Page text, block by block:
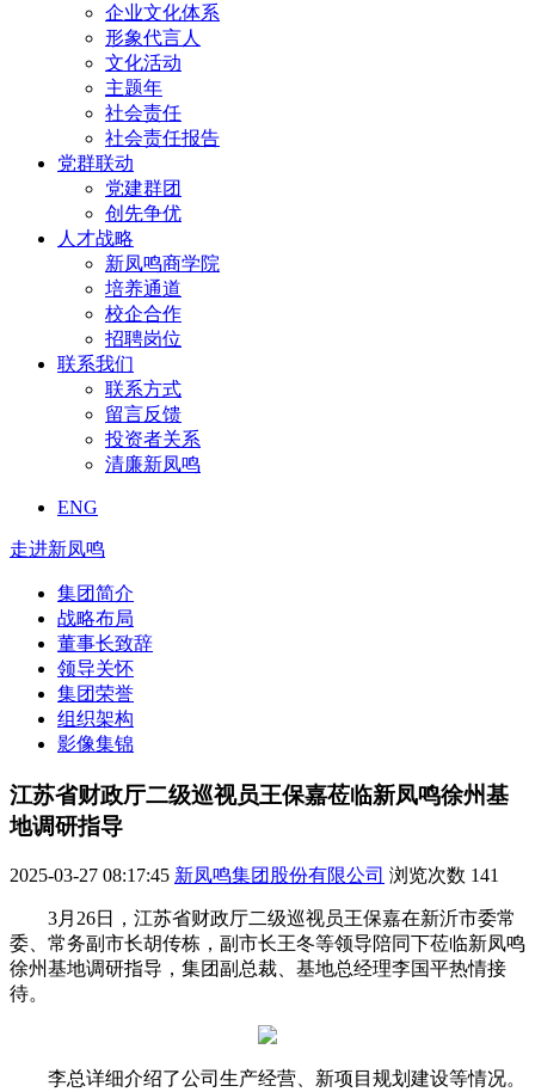
企业文化体系
形象代言人
文化活动
主题年
社会责任
社会责任报告
党群联动
党建群团
创先争优
人才战略
新凤鸣商学院
培养通道
校企合作
招聘岗位
联系我们
联系方式
留言反馈
投资者关系
清廉新凤鸣
ENG
走进新凤鸣
集团简介
战略布局
董事长致辞
领导关怀
集团荣誉
组织架构
影像集锦
江苏省财政厅二级巡视员王保嘉莅临新凤鸣徐州基
地调研指导
2025-03-27 08:17:45 新凤鸣集团股份有限公司 浏览次数 141
3月26日，江苏省财政厅二级巡视员王保嘉在新沂市委常
委、常务副市长胡传栋，副市长王冬等领导陪同下莅临新凤鸣
徐州基地调研指导，集团副总裁、基地总经理李国平热情接
待。
李总详细介绍了公司生产经营、新项目规划建设等情况。